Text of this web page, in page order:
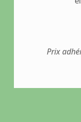
Prix